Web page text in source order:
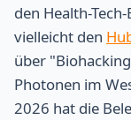
den Health-
vielleicht den
über
Photonen im
2026 hat die